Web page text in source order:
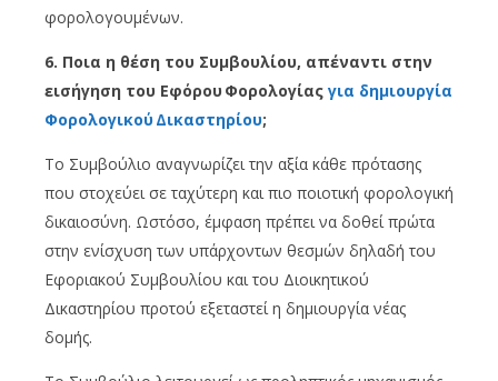
φορολογουμένων.
6. Ποια η θέση του Συμβουλίου, απέναντι στην
εισήγηση του Εφόρου Φορολογίας για δημιουργία
Φορολογικού Δικαστηρίου;
Το Συμβούλιο αναγνωρίζει την αξία κάθε πρότασης
που στοχεύει σε ταχύτερη και πιο ποιοτική φορολογική
δικαιοσύνη. Ωστόσο, έμφαση πρέπει να δοθεί πρώτα
στην ενίσχυση των υπάρχοντων θεσμών δηλαδή του
Εφοριακού Συμβουλίου και του Διοικητικού
Δικαστηρίου προτού εξεταστεί η δημιουργία νέας
δομής.